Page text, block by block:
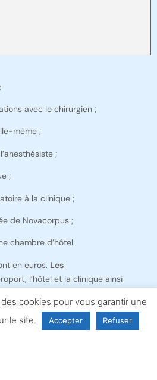
avec le chirurgien ;
même ;
;
;
à la clinique ;
de Novacorpus ;
chambre d’hôtel.
en euros. Les
l’hôtel et la clinique ainsi
jusqu’à 2.500 €sont
environ 5 à 15 %
En Belgique, cette
cookies pour vous garantir une
le site.
Accepter Refuser